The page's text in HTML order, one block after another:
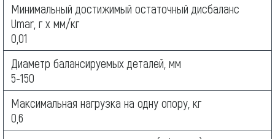
Минимальный достижимый остаточный дисбаланс
Umar, г х мм/кг
0,01
Диаметр балансируемых деталей, мм
5-150
Максимальная нагрузка на одну опору, кг
0,6